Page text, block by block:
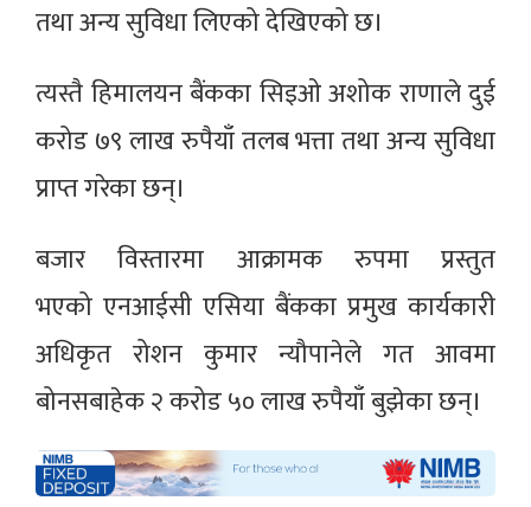
तथा अन्य सुविधा लिएको देखिएको छ।
त्यस्तै हिमालयन बैंकका सिइओ अशोक राणाले दुई
करोड ७९ लाख रुपैयाँ तलब भत्ता तथा अन्य सुविधा
प्राप्त गरेका छन्।
बजार विस्तारमा आक्रामक रुपमा प्रस्तुत
भएको एनआईसी एसिया बैंकका प्रमुख कार्यकारी
अधिकृत रोशन कुमार न्यौपानेले गत आवमा
बोनसबाहेक २ करोड ५० लाख रुपैयाँ बुझेका छन्।